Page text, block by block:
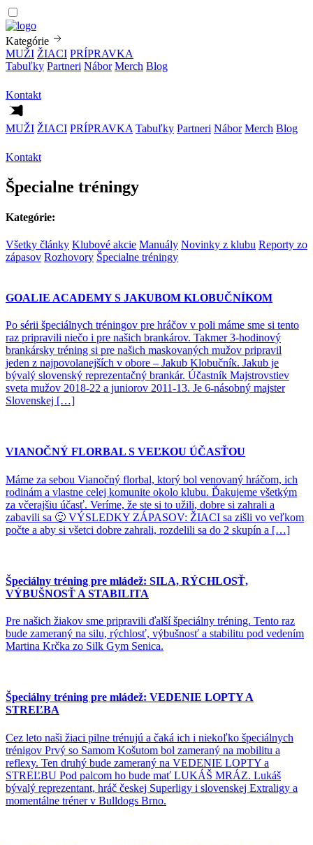
Kategórie
MUŽI ŽIACI PRÍPRAVKA
Tabuľky Partneri Nábor Merch Blog
Kontakt
MUŽI ŽIACI PRÍPRAVKA Tabuľky Partneri Nábor Merch Blog
Kontakt
Špecialne tréningy
Kategórie:
Všetky články Klubové akcie Manuály Novinky z klubu Reporty zo
zápasov Rozhovory Špecialne tréningy
GOALIE ACADEMY S JAKUBOM KLOBUČNÍKOM
Po sérii špeciálnych tréningov pre hráčov v poli máme sme si tento
raz pripravili niečo i pre našich brankárov. Takmer 3-hodinový
brankársky tréning si pre našich maskovaných mužov pripravil
jeden z najpovolanejších v obore – Jakub Klobučník. Jakub je
bývalý slovenský reprezentačný brankár. Účastník Majstrovstiev
sveta mužov 2018-22 a juniorov 2011-13. Je 6-násobný majster
Slovenskej […]
VIANOČNÝ FLORBAL S VEĽKOU ÚČASŤOU
Máme za sebou Vianočný florbal, ktorý bol venovaný hráčom, ich
rodinám a vlastne celej komunite okolo klubu. Ďakujeme všetkým
za včerajšiu účasť. Veríme, že ste si to užili, dobre si zahrali a
zabavili sa 🙂 VÝSLEDKY ZÁPASOV: ŽIACI sa zišli vo veľkom
počte a aby si všetci dobre zahrali, rozdelili sa do 2 skupín a […]
Špeciálny tréning pre mládež: SILA, RÝCHLOSŤ,
VÝBUŠNOSŤ A STABILITA
Pre našich žiakov sme pripravili ďalší špeciálny tréning. Tento raz
bude zameraný na silu, rýchlosť, výbušnosť a stabilitu pod vedením
Martina Krčka zo Silk Gym Senica.
Špeciálny tréning pre mládež: VEDENIE LOPTY A
STREĽBA
Cez leto naši žiaci pilne trénujú a čaká ich i niekoľko špeciálnych
trénigov Prvý so Samom Košutom bol zameraný na mobilitu a
reflexy. Ten druhý bude zameraný na VEDENIE LOPTY a
STREĽBU Pod palcom ho bude mať LUKÁŠ MRÁZ. Lukáš
bývalý reprezentant, hráč českej Superligy i slovenskej Extraligy a
momentálne tréner v Bulldogs Brno.